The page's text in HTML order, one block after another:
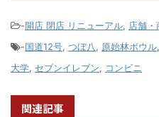
-開店 閉店 リニューアル, 店舗
-国道12号, つぼ八, 原始林ボウル,
大学, セブンイレブン, コンビニ
関連記事